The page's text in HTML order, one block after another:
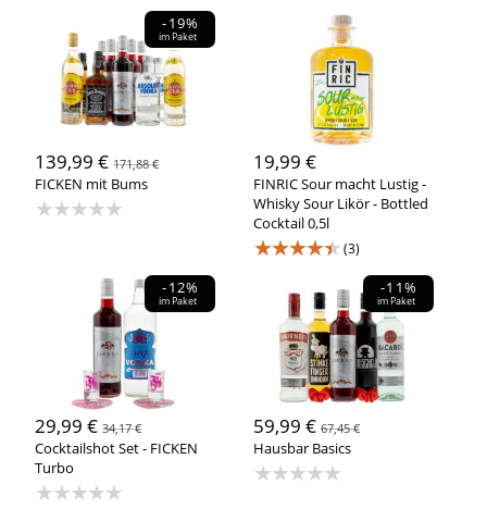
-19%
im Paket
139,99 €171,88 €
FICKEN mit Bums
★★★★★
19,99 €
FINRIC Sour macht Lustig -
Whisky Sour Likör - Bottled
Cocktail 0,5l
★★★★★(3)
-12%
im Paket
29,99 €34,17 €
Cocktailshot Set - FICKEN
Turbo
★★★★★
-11%
im Paket
59,99 € 67,45 €
Hausbar Basics
★★★★★